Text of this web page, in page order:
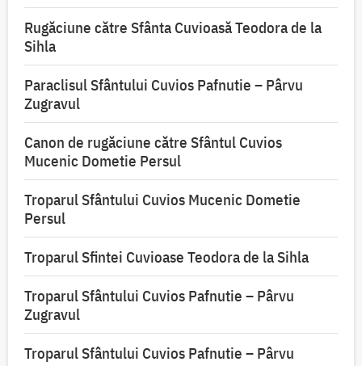
Rugăciune către Sfânta Cuvioasă Teodora de la
Sihla
Paraclisul Sfântului Cuvios Pafnutie – Pârvu
Zugravul
Canon de rugăciune către Sfântul Cuvios
Mucenic Dometie Persul
Troparul Sfântului Cuvios Mucenic Dometie
Persul
Troparul Sfintei Cuvioase Teodora de la Sihla
Troparul Sfântului Cuvios Pafnutie – Pârvu
Zugravul
Troparul Sfântului Cuvios Pafnutie – Pârvu